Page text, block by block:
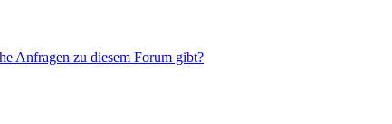
Anfragen zu diesem Forum gibt?